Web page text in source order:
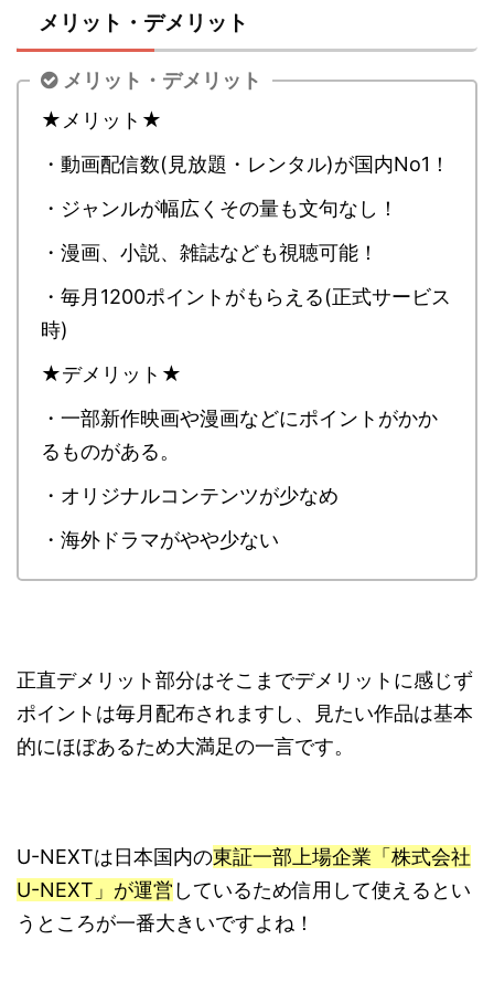
メリット・デメリット
メリット・デメリット
★メリット★
・動画配信数(見放題・レンタル)が国内No1！
・ジャンルが幅広くその量も文句なし！
・漫画、小説、雑誌なども視聴可能！
・毎月1200ポイントがもらえる(正式サービス
時)
★デメリット★
・一部新作映画や漫画などにポイントがかか
るものがある。
・オリジナルコンテンツが少なめ
・海外ドラマがやや少ない
正直デメリット部分はそこまでデメリットに感じず
ポイントは毎月配布されますし、見たい作品は基本
的にほぼあるため大満足の一言です。
U-NEXTは日本国内の東証一部上場企業「株式会社
U-NEXT」が運営 しているため信用して使えるとい
うところが一番大きいですよね！